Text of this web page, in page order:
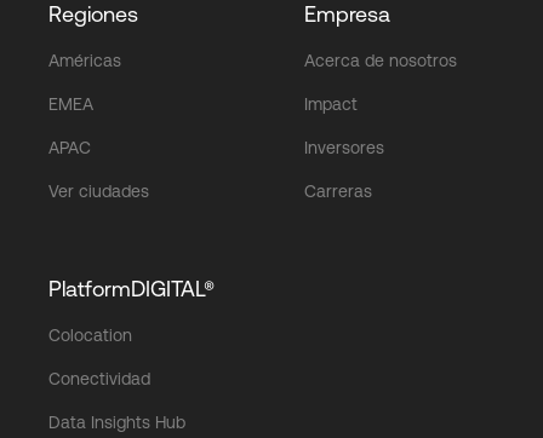
Regiones
Américas
EMEA
APAC
Ver ciudades
Empresa
Acerca de nosotros
Impact
Inversores
Carreras
PlatformDIGITAL®
Colocation
Conectividad
Data Insights Hub